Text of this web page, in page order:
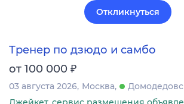
Откликнуться
Тренер по дзюдо и самбо
от 100 000 ₽
03 августа 2026 Москва